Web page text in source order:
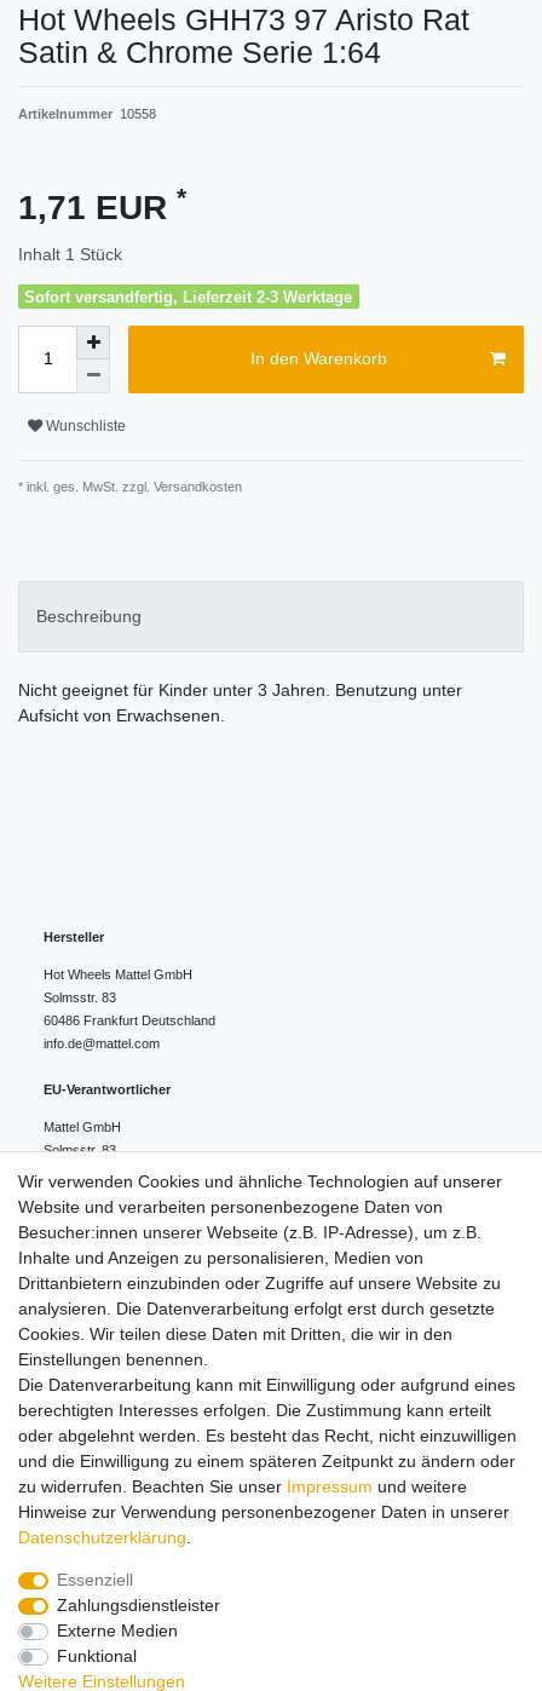
Hot Wheels GHH73 97 Aristo Rat
Satin & Chrome Serie 1:64
Artikelnummer 10558
1,71 EUR *
Inhalt 1 Stück
Sofort versandfertig, Lieferzeit 2-3 Werktage
In den Warenkorb
Wunschliste
* inkl. ges. MwSt. zzgl. Versandkosten
Beschreibung
Nicht geeignet für Kinder unter 3 Jahren. Benutzung unter
Aufsicht von Erwachsenen.
Hersteller
Hot Wheels Mattel GmbH
Solmsstr. 83
60486 Frankfurt Deutschland
info.de@mattel.com
EU-Verantwortlicher
Mattel GmbH
Solmsstr. 83
Frankfurt
Deutschland
Hinweise zur Batterieentsorgung
Lieferung und Versand
Impressum Daten­schutz­erklärung AGB
Barrierefreiheitserklärung
Vertrag widerrufen
Zahlungsarten:
Wir verwenden Cookies und ähnliche Technologien auf unserer
Website und verarbeiten personenbezogene Daten von
Besucher:innen unserer Webseite (z.B. IP-Adresse), um z.B.
Inhalte und Anzeigen zu personalisieren, Medien von
Drittanbietern einzubinden oder Zugriffe auf unsere Website zu
analysieren. Die Datenverarbeitung erfolgt erst durch gesetzte
Cookies. Wir teilen diese Daten mit Dritten, die wir in den
Einstellungen benennen.
Die Datenverarbeitung kann mit Einwilligung oder aufgrund eines
berechtigten Interesses erfolgen. Die Zustimmung kann erteilt
oder abgelehnt werden. Es besteht das Recht, nicht einzuwilligen
und die Einwilligung zu einem späteren Zeitpunkt zu ändern oder
zu widerrufen. Beachten Sie unser Impressum und weitere
Hinweise zur Verwendung personenbezogener Daten in unserer
Daten­schutz­erklärung
Essenziell
Zahlungsdienstleister
Externe Medien
Funktional
Weitere Einstellungen